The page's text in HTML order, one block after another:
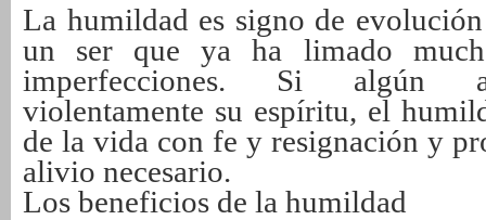
La humildad es signo de
un ser que ya ha limado
imperfecciones. Si algún
violentamente su espíritu, el
de la vida con fe y resignación y
alivio necesario.
Los beneficios de la humildad